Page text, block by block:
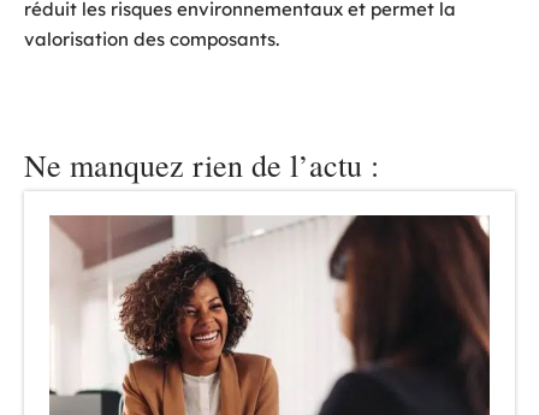
réduit les risques environnementaux et permet la
valorisation des composants.
Ne manquez rien de l’actu :